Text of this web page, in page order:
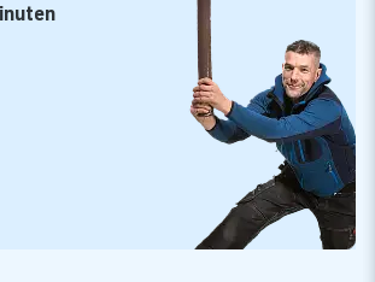
zijn op meerdere punten verstevigd en
Bovendien zijn ze gemaakt van sterk,
M2, dat ze brandwerend maakt. Daardoor
en eenvoudig schoon te houden podium.
2 jaar garantie op. Hierdoor lever jij
optimaal gebruikgemak.